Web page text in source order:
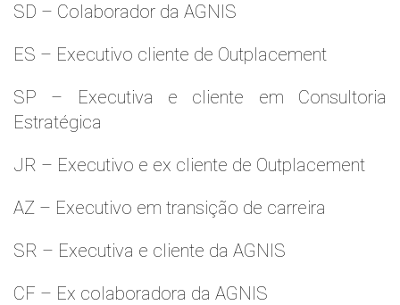
SD – Colaborador da AGNIS
ES – Executivo cliente de Outplacement
SP – Executiva e cliente em Consultoria
Estratégica
JR – Executivo e ex cliente de Outplacement
AZ – Executivo em transição de carreira
SR – Executiva e cliente da AGNIS
CF – Ex colaboradora da AGNIS